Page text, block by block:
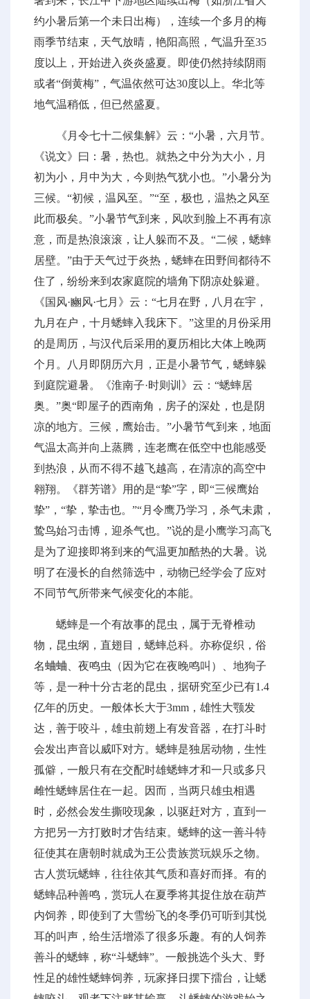
约小暑后第一个未日出梅），连续一个多月的梅
雨季节结束，天气放晴，艳阳高照，气温升至35
度以上，开始进入炎炎盛夏。即使仍然持续阴雨
或者“倒黄梅”，气温依然可达30度以上。华北等
地气温稍低，但已然盛夏。
《月令七十二候集解》云：“小暑，六月节。
《说文》曰：暑，热也。就热之中分为大小，月
初为小，月中为大，今则热气犹小也。”小暑分为
三候。“初候，温风至。”“至，极也，温热之风至
此而极矣。”小暑节气到来，风吹到脸上不再有凉
意，而是热浪滚滚，让人躲而不及。“二候，蟋蟀
居壁。”由于天气过于炎热，蟋蟀在田野间都待不
住了，纷纷来到农家庭院的墙角下阴凉处躲避。
《国风·豳风·七月》云：“七月在野，八月在宇，
九月在户，十月蟋蟀入我床下。”这里的月份采用
的是周历，与汉代后采用的夏历相比大体上晚两
个月。八月即阴历六月，正是小暑节气，蟋蟀躲
到庭院避暑。《淮南子·时则训》云：“蟋蟀居
奥。”奥“即屋子的西南角，房子的深处，也是阴
凉的地方。三候，鹰始击。”小暑节气到来，地面
气温太高并向上蒸腾，连老鹰在低空中也能感受
到热浪，从而不得不越飞越高，在清凉的高空中
翱翔。《群芳谱》用的是“挚”字，即“三候鹰始
挚”，“挚，挚击也。”“月令鹰乃学习，杀气未肃，
鸷鸟始习击博，迎杀气也。”说的是小鹰学习高飞
是为了迎接即将到来的气温更加酷热的大暑。说
明了在漫长的自然筛选中，动物已经学会了应对
不同节气所带来气候变化的本能。
蟋蟀是一个有故事的昆虫，属于无脊椎动
物，昆虫纲，直翅目，蟋蟀总科。亦称促织，俗
名蛐蛐、夜鸣虫（因为它在夜晚鸣叫）、地狗子
等，是一种十分古老的昆虫，据研究至少已有1.4
亿年的历史。一般体长大于3mm，雄性大颚发
达，善于咬斗，雄虫前翅上有发音器，在打斗时
会发出声音以威吓对方。蟋蟀是独居动物，生性
孤僻，一般只有在交配时雄蟋蟀才和一只或多只
雌性蟋蟀居住在一起。因而，当两只雄虫相遇
时，必然会发生撕咬现象，以驱赶对方，直到一
方把另一方打败时才告结束。蟋蟀的这一善斗特
征使其在唐朝时就成为王公贵族赏玩娱乐之物。
古人赏玩蟋蟀，往往依其气质和喜好而择。有的
蟋蟀品种善鸣，赏玩人在夏季将其捉住放在葫芦
内饲养，即使到了大雪纷飞的冬季仍可听到其悦
耳的叫声，给生活增添了很多乐趣。有的人饲养
善斗的蟋蟀，称“斗蟋蟀”。一般挑选个头大、野
性足的雄性蟋蟀饲养，玩家择日摆下擂台，让蟋